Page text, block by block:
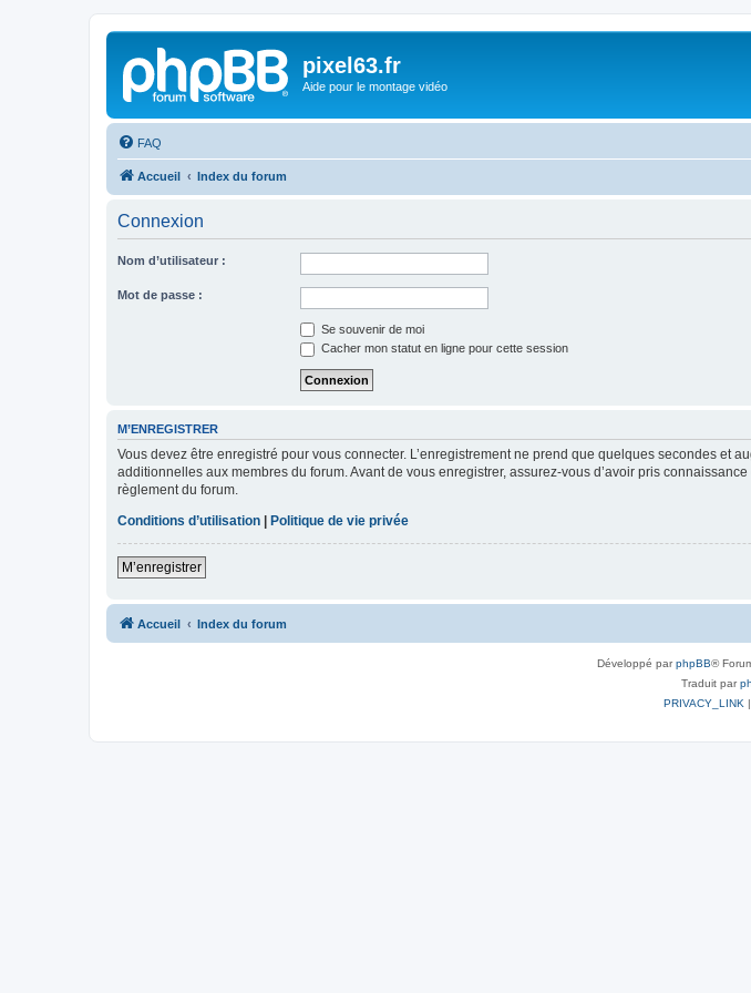
pixel63.fr
Aide pour le montage vidéo
FAQ
Accueil Index du forum
Connexion
Nom d’utilisateur :
Mot de passe :
Se souvenir de moi
Cacher mon statut en ligne pour cette session
M’ENREGISTRER
Vous devez être enregistré pour vous connecter. L’enregistrement ne prend que quelques secondes et
additionnelles aux membres du forum. Avant de vous enregistrer, assurez-vous d’avoir pris
règlement du forum.
Conditions d’utilisation
Politique de vie privée
M’enregistrer
Accueil Index du forum
Développé parphpBB®
Traduit par
PRIVACY_LINK |